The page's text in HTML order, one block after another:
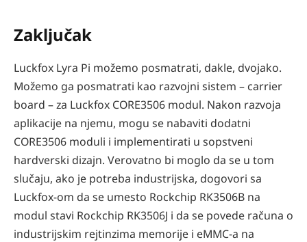
Zaključak
Luckfox Lyra Pi možemo posmatrati, dakle, dvojako.
Možemo ga posmatrati kao razvojni sistem – carrier
board – za Luckfox CORE3506 modul. Nakon razvoja
aplikacije na njemu, mogu se nabaviti dodatni
CORE3506 moduli i implementirati u sopstveni
hardverski dizajn. Verovatno bi moglo da se u tom
slučaju, ako je potreba industrijska, dogovori sa
Luckfox-om da se umesto Rockchip RK3506B na
modul stavi Rockchip RK3506J i da se povede računa o
industrijskim rejtinzima memorije i eMMC-a na